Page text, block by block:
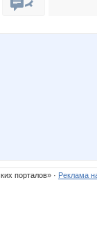
порталов» · Реклама